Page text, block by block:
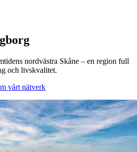
nordvästra Skåne – en region full
och livskvalitet.
vårt nätverk